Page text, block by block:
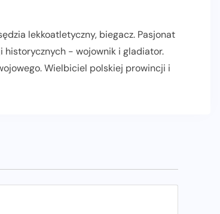
lekkoatletyczny, biegacz. Pasjonat
historycznych - wojownik i gladiator.
Wielbiciel polskiej prowincji i